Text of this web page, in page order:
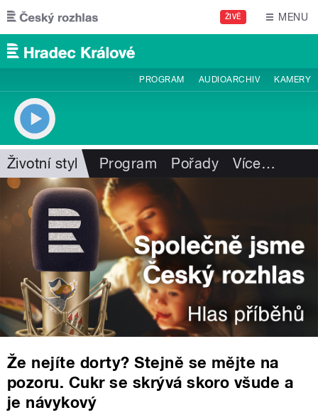
Přejít k hlavnímu obsahu
ŽIVĚ MENU
PROGRAM AUDIOARCHIV KAMERY
Životní styl Program Pořady Více…
Že nejíte dorty? Stejně se mějte na
pozoru. Cukr se skrývá skoro všude a
je návykový